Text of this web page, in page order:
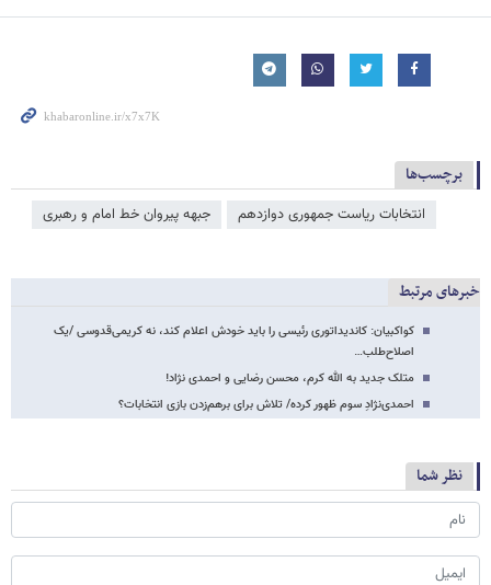
برچسب‌ها
انتخابات ریاست جمهوری دوازدهم جبهه پیروان خط امام و رهبری
خبرهای مرتبط
کواکبیان: کاندیداتوری رئیسی را باید خودش اعلام کند، نه کریمی‌قدوسی /یک
اصلاح‌طلب…
متلک جدید به الله کرم، محسن رضایی و احمدی نژاد!
احمدی‌نژادِ سوم ظهور کرده/ تلاش برای برهم‌زدن بازی انتخابات؟
نظر شما